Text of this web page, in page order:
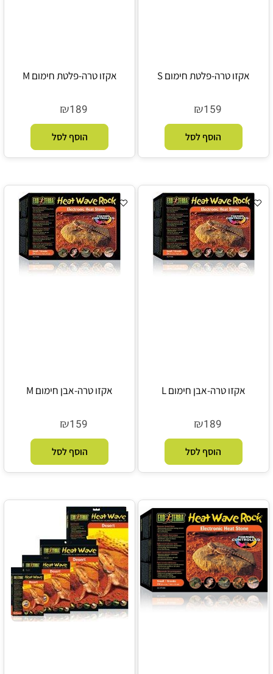
אקזו טרה-פלטת חימום S
₪159
הוסף לסל
אקזו טרה-פלטת חימום M
₪189
הוסף לסל
אקזו טרה-אבן חימום L
₪189
הוסף לסל
אקזו טרה-אבן חימום M
₪159
הוסף לסל